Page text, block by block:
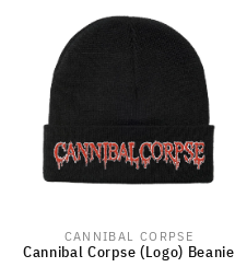
Anbieter:
CANNIBAL CORPSE
Cannibal Corpse (Logo) Beanie